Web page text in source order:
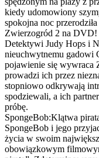
kiedy udomowiony
spokojna noc
Zwierzogród 2 na DVD!
Detektywi Judy Hops i
nieuchwytnemu gadowi
pojawienie się wywraca
prowadzi ich przez
stopniowo odkrywają
spodziewali, a ich
próbę.
SpongeBob:Klątwa
SpongeBob i jego
życia w swoim
obowiązkowym